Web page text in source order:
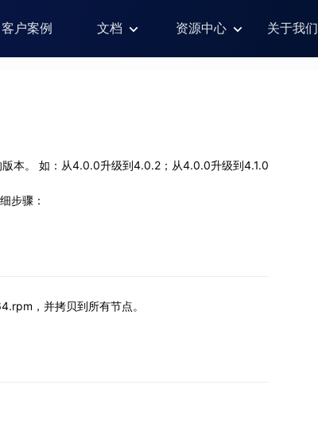
客户案例 文档 资源中心 关于我们
本。 如：从4.0.0升级到4.0.2；从4.0.0升级到4.1.0
步骤：
，并拷贝到所有节点。